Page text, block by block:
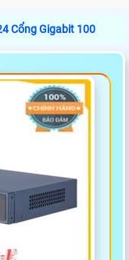
Cổng Gigabit 100